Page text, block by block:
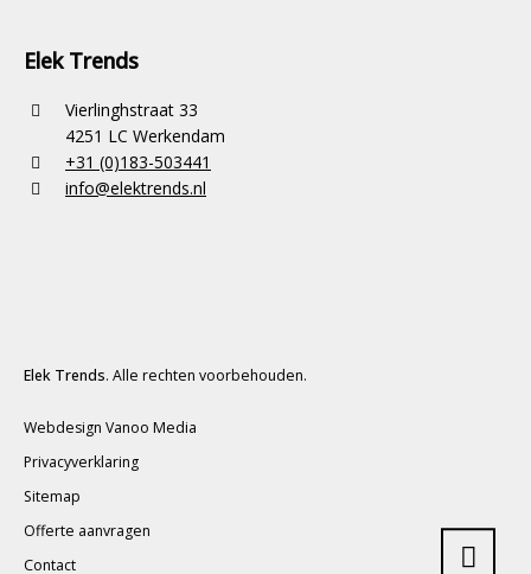
Elek Trends
Vierlinghstraat 33
4251 LC Werkendam
+31 (0)183-503441
info@elektrends.nl
Elek Trends. Alle rechten voorbehouden.
Webdesign Vanoo Media
Privacyverklaring
Sitemap
Offerte aanvragen
Contact